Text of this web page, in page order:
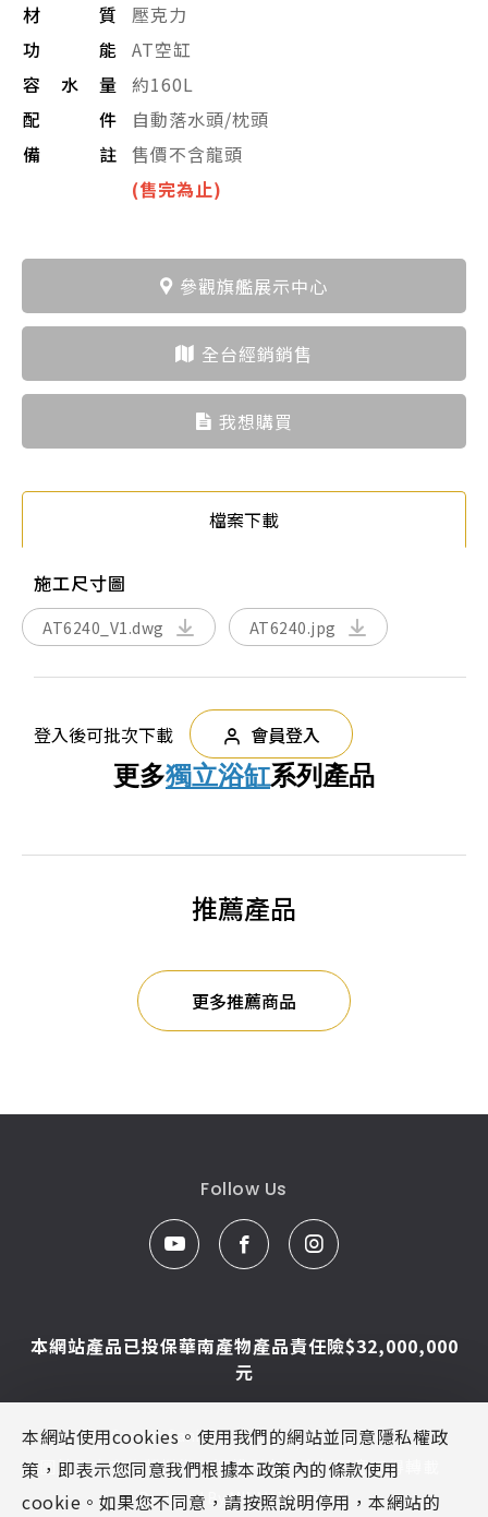
材質
壓克力
功能 AT空缸
容水量 約160L
配件
自動落水頭/枕頭
備註 售價不含龍頭
(售完為止)
參觀旗艦展示中心
全台經銷銷售
我想購買
檔案下載
施工尺寸圖
AT6240_V1.dwg AT6240.jpg
登入後可批次下載 會員登入
更多獨立浴缸系列產品
推薦產品
更多推薦商品
Follow Us
本網站產品已投保華南產物產品責任險$32,000,000
元
© Caesar Sanitar. All Rights Reserved.
圖片及文字為凱撒衛浴版權所有，未經同意不得轉載
Designed ByMINMAX 網頁設計
本網站使用cookies。使用我們的網站並同意隱私權政
策，即表示您同意我們根據本政策內的條款使用
cookie。如果您不同意，請按照說明停用，本網站的